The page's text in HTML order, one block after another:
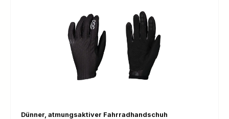
Dünner, atmungsaktiver Fahrradhandschuh